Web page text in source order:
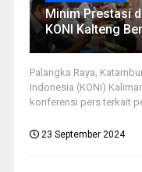
Minim Prestasi
KONI Kalteng
Palangka Raya,
Indonesia (KONI)
konferensi pers terkait
23 September 2024